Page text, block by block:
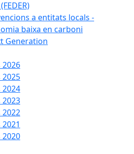
a entitats locals -
baixa en carboni
Generation
2026
2025
2024
2023
2022
2020